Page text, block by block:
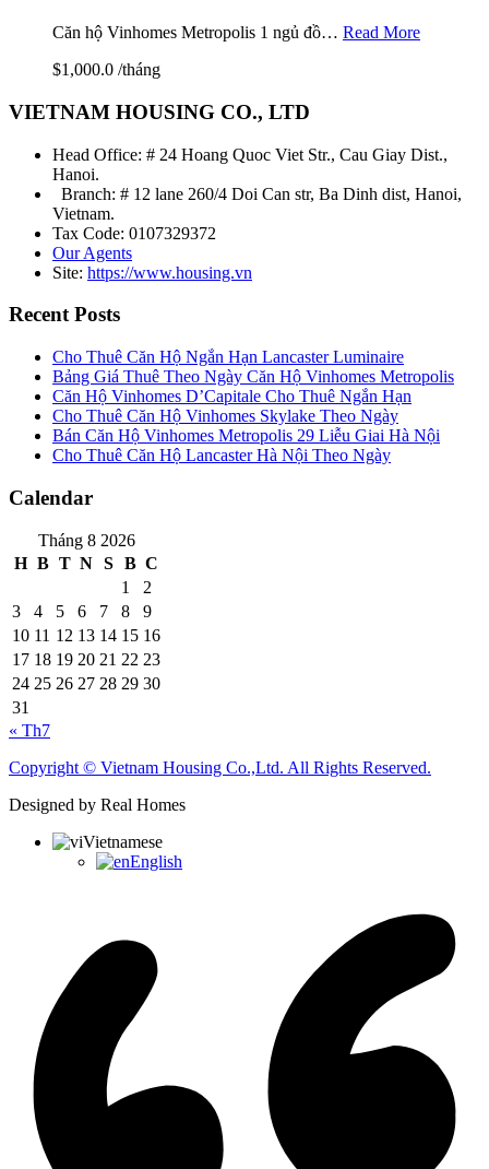
Căn hộ Vinhomes Metropolis 1 ngủ đồ… Read More
$1,000.0 /tháng
VIETNAM HOUSING CO., LTD
Head Office: # 24 Hoang Quoc Viet Str., Cau Giay Dist.,
Hanoi.
Branch: # 12 lane 260/4 Doi Can str, Ba Dinh dist, Hanoi,
Vietnam.
Tax Code: 0107329372
Our Agents
Site: https://www.housing.vn
Recent Posts
Cho Thuê Căn Hộ Ngắn Hạn Lancaster Luminaire
Bảng Giá Thuê Theo Ngày Căn Hộ Vinhomes Metropolis
Căn Hộ Vinhomes D’Capitale Cho Thuê Ngắn Hạn
Cho Thuê Căn Hộ Vinhomes Skylake Theo Ngày
Bán Căn Hộ Vinhomes Metropolis 29 Liễu Giai Hà Nội
Cho Thuê Căn Hộ Lancaster Hà Nội Theo Ngày
Calendar
Tháng 8 2026
H B T N S B C
1
2
3
4 5 6 7 8
9
10 11 12 13 14 15 16
17 18 19 20 21 22 23
24 25 26 27 28 29 30
31
« Th7
Copyright © Vietnam Housing Co.,Ltd. All Rights Reserved.
Designed by Real Homes
Vietnamese
English